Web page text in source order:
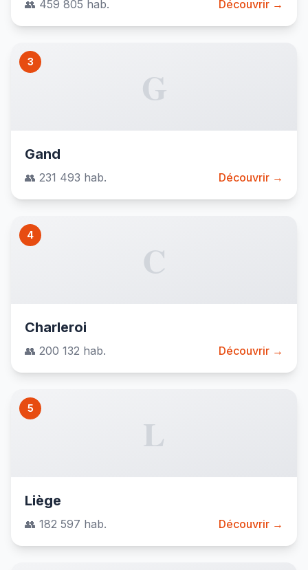
👥 459 805 hab. Découvrir →
3
G
Gand
👥 231 493 hab. Découvrir →
4
C
Charleroi
👥 200 132 hab. Découvrir →
5
L
Liège
👥 182 597 hab. Découvrir →